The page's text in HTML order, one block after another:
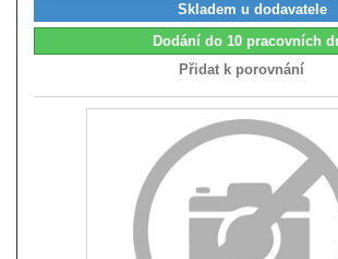
Skladem u dodavatele
Dodání do 10 pracovních
Přidat k porovnání